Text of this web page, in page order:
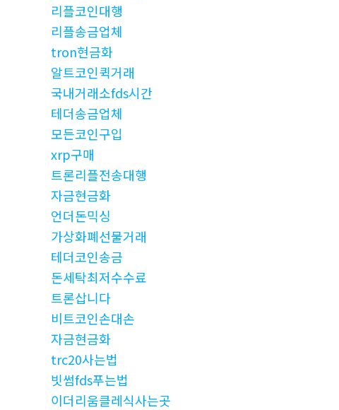
리플코인대행
리플송금업체
tron현금화
알트코인퀵거래
국내거래소fds시간
테더송금업체
모든코인구입
xrp구매
트론리플전송대행
자금현금화
언더돈믹싱
가상화폐선물거래
테더코인송금
돈세탁최저수수료
트론삽니다
비트코인손대손
자금현금화
trc20사는법
빗썸fds푸는법
이더리움클레식사는곳